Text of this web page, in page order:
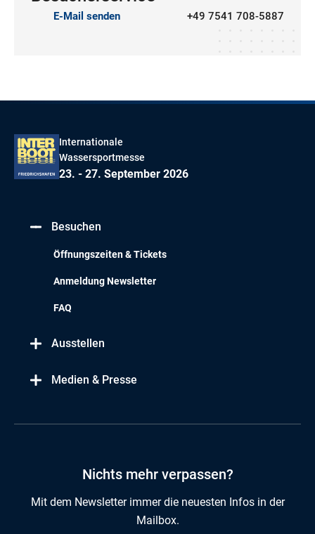
E-Mail senden +49 7541 708-5887
Internationale
Wassersportmesse
23. - 27. September 2026
Besuchen
Öffnungszeiten & Tickets
Anmeldung Newsletter
FAQ
Ausstellen
Medien & Presse
Nichts mehr verpassen?
Mit dem Newsletter immer die neuesten Infos in der
Mailbox.